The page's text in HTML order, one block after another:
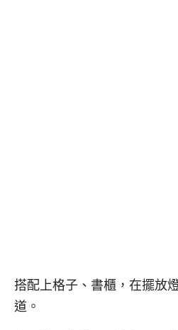
搭配上格子、書櫃，在擺放
道。